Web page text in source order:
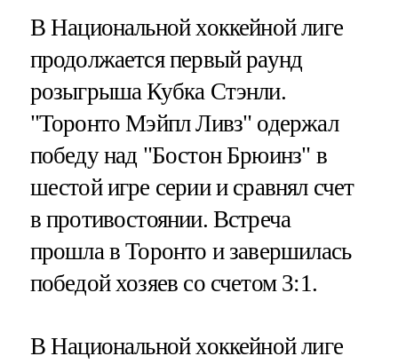
В Национальной хоккейной лиге
продолжается первый раунд
розыгрыша Кубка Стэнли.
"Торонто Мэйпл Ливз" одержал
победу над "Бостон Брюинз" в
шестой игре серии и сравнял счет
в противостоянии. Встреча
прошла в Торонто и завершилась
победой хозяев со счетом 3:1.
В Национальной хоккейной лиге